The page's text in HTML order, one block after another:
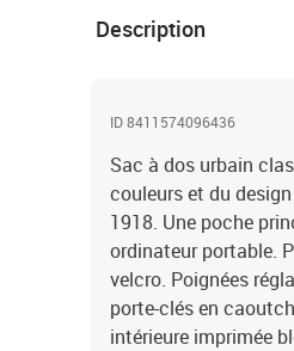
Description
ID 8411574096436
Sac à dos urbain
couleurs et du
1918. Une poche
ordinateur portable.
velcro. Poignées
porte-clés en
intérieure imprimée